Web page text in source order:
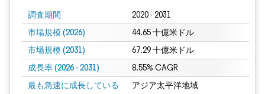
調査期間 2020 - 2031
市場規模 (2026) 44.65 十億米ドル
市場規模 (2031) 67.29 十億米ドル
成長率 (2026 - 2031) 8.55% CAGR
最も急速に成長している
アジア太平洋地域